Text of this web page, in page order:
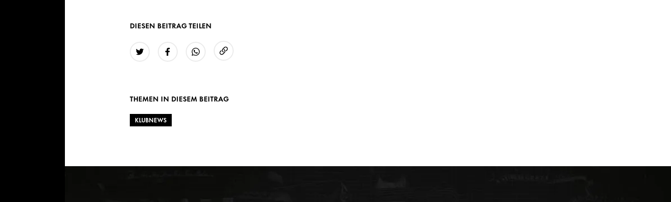
DIESEN BEITRAG TEILEN
THEMEN IN DIESEM BEITRAG
KLUBNEWS